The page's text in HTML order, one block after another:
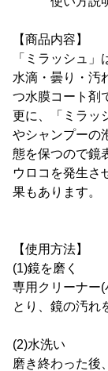
【商品内容】
「ミラッシュ
水滴・曇り・汚
つ水膜コート剤
更に、「ミラッ
やシャンプーの
態を保つので鏡
ウロコを発生さ
果もあります。
【使用方法】
(1)鏡を磨く
専用クリーナー
とり、鏡の汚れ
(2)水洗い
磨き終わった後